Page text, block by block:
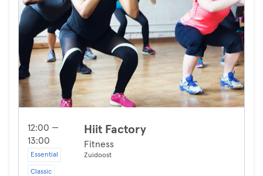
12:00 —
13:00
Essential
Classic
Hiit Factory
Fitness
Zuidoost